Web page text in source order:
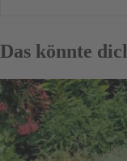
Das könnte